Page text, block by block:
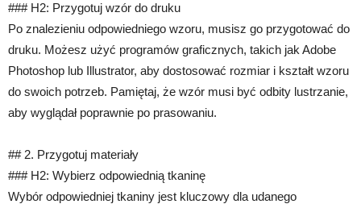
### H2: Przygotuj wzór do druku
Po znalezieniu odpowiedniego wzoru, musisz go przygotować do
druku. Możesz użyć programów graficznych, takich jak Adobe
Photoshop lub Illustrator, aby dostosować rozmiar i kształt wzoru
do swoich potrzeb. Pamiętaj, że wzór musi być odbity lustrzanie,
aby wyglądał poprawnie po prasowaniu.
## 2. Przygotuj materiały
### H2: Wybierz odpowiednią tkaninę
Wybór odpowiedniej tkaniny jest kluczowy dla udanego